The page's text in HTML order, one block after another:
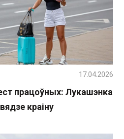
працоўных: Лукашэнка
краіну
17.04.2026